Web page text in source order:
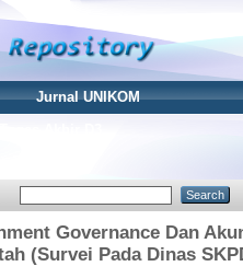
Jurnal UNIKOM
Governance Dan
(Survei Pada Dinas